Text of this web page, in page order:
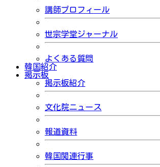
講師プロフィール
世宗学堂ジャーナル
よくある質問
韓国紹介
掲示板
掲示板紹介
文化院ニュース
報道資料
韓国関連行事